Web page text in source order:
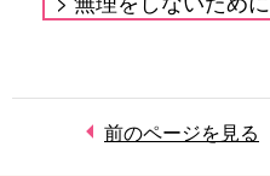
前のページを見る